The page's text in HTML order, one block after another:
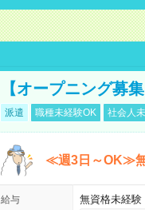
【オープニング募
派遣 職種未経験OK 社会人
≪週3日～OK≫無
給与 無資格未経